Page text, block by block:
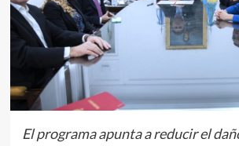
El programa apunta a reducir el